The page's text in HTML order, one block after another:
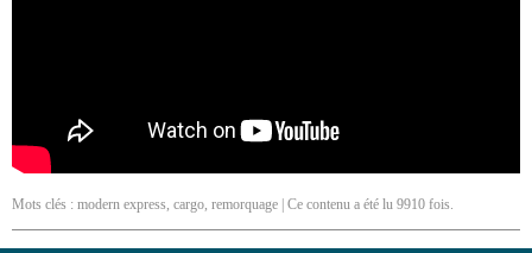
Mots clés : modern express, cargo, remorquage | Ce contenu a été lu 9910 fois.